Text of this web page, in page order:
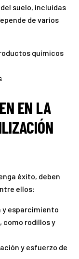
suelo, incluidas
de varios
químicos
EN LA
éxito, deben
ellos:
y esparcimiento
como rodillos y
y esfuerzo de